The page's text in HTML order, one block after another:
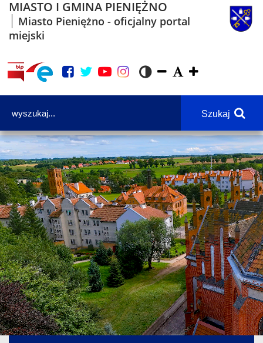
MIASTO I GMINA PIENIĘŻNO
Miasto Pieniężno - oficjalny portal
miejski
Szukaj